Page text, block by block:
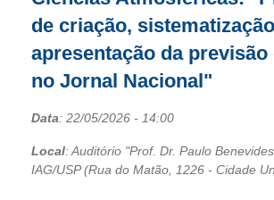
de criação,
apresentação da previsão
no Jornal Nacional"
Data: 22/05/2026 - 14:00
Local: Auditório "Prof. Dr. Paulo
IAG/USP (Rua do Matão, 1226 - Cidade